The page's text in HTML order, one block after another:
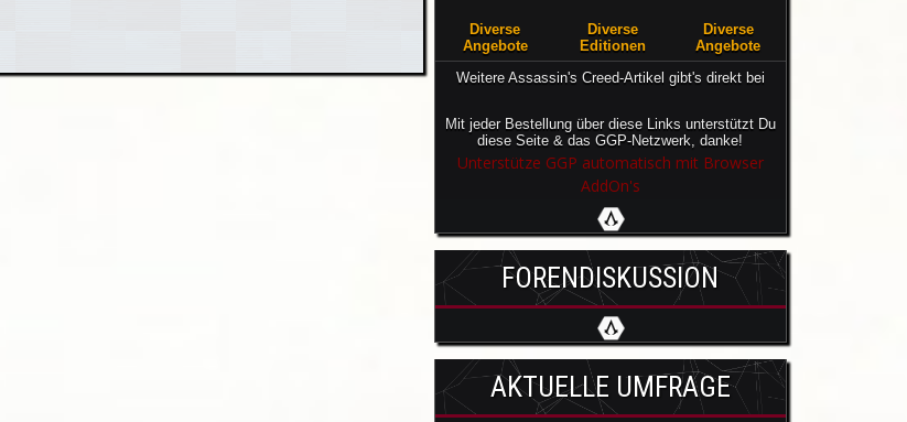
Diverse
Angebote
Diverse
Editionen
Diverse
Angebote
Weitere Assassin's Creed-Artikel gibt's direkt bei
Mit jeder Bestellung über diese Links unterstützt Du
diese Seite & das GGP-Netzwerk, danke!
Unterstütze GGP automatisch mit Browser
AddOn's
FORENDISKUSSION
AKTUELLE UMFRAGE